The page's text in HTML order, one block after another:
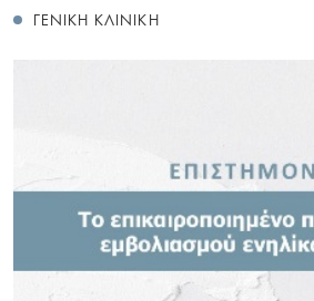
ΓΕΝΙΚΗ ΚΛΙΝΙΚΗ